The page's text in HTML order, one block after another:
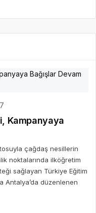
Kampanyaya
çağdaş nesillerin
noktalarında ilköğretim
sağlayan Türkiye Eğitim
Antalya’da düzenlenen